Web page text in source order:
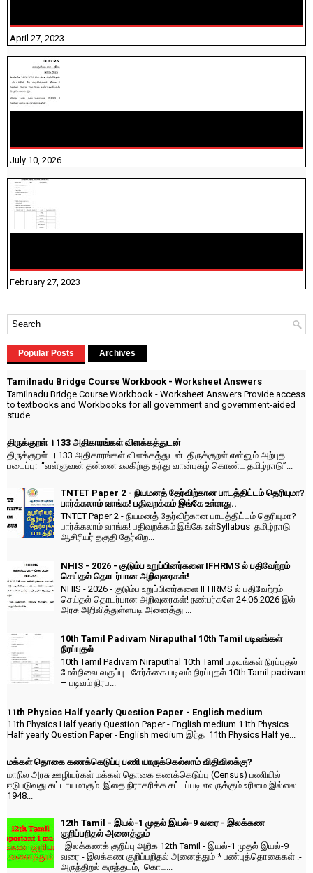
April 27, 2023
July 10, 2026
February 27, 2023
Popular Posts Archives
Tamilnadu Bridge Course Workbook - Worksheet Answers
Tamilnadu Bridge Course Workbook - Worksheet Answers Provide access
to textbooks and Workbooks for all government and government-aided
stude...
திருக்குறள் । 133 அதிகாரங்கள் விளக்கத்துடன்
திருக்குறள் । 133 அதிகாரங்கள் விளக்கத்துடன் திருக்குறள் என்னும் அற்புத
படைப்பு: “வள்ளுவன் தன்னை உலகிற்கு தந்து வான்புகழ் கொண்ட தமிழ்நாடு”...
TNTET Paper 2 - நியமனத் தேர்விற்கான பாடத்திட்டம் தெரியுமா?
பார்க்கலாம் வாங்க! பதிவறக்கம் இங்கே உள்ளது..
TNTET Paper 2 - நியமனத் தேர்விற்கான பாடத்திட்டம் தெரியுமா?
பார்க்கலாம் வாங்க! பதிவறக்கம் இங்கே உள்Syllabus தமிழ்நாடு
ஆசிரியர் தகுதி தேர்விற...
NHIS - 2026 - குடும்ப உறுப்பினர்களை IFHRMS ல் பதிவேற்றம்
செய்தல் தொடர்பான அறிவுரைகள்!
NHIS - 2026 - குடும்ப உறுப்பினர்களை IFHRMS ல் பதிவேற்றம்
செய்தல் தொடர்பான அறிவுரைகள்! நண்பர்களே 24.06.2026 இல்
அரசு அறிவித்துள்ளபடி அனைத்து ...
10th Tamil Padivam Niraputhal 10th Tamil படிவங்கள்
நிரப்புதல்
10th Tamil Padivam Niraputhal 10th Tamil படிவங்கள் நிரப்புதல்
மேல்நிலை வகுப்பு - சேர்க்கை படிவம் நிரப்புதல் 10th Tamil padivam
– படிவம் நிரப...
11th Physics Half yearly Question Paper - English medium
11th Physics Half yearly Question Paper - English medium 11th Physics
Half yearly Question Paper - English medium இந்த 11th Physics Half ye...
மக்கள் தொகை கணக்கெடுப்பு பணி யாருக்கெல்லாம் விதிவிலக்கு?
மாநில அரசு ஊழியர்கள் மக்கள் தொகை கணக்கெடுப்பு (Census) பணியில்
ஈடுபடுவது கட்டாயமாகும். இதை நிராகரிக்க சட்டப்படி எவருக்கும் உரிமை இல்லை.
1948...
12th Tamil - இயல்-1 முதல் இயல்-9 வரை - இலக்கண
குறிப்பறிதல் அனைத்தும்
இலக்கணக் குறிப்பு அறிக 12th Tamil - இயல்-1 முதல் இயல்-9
வரை - இலக்கண குறிப்பறிதல் அனைத்தும் * பண்புத்தொகைகள் :-
அருந்திறல் கருந்தடம், கொட...